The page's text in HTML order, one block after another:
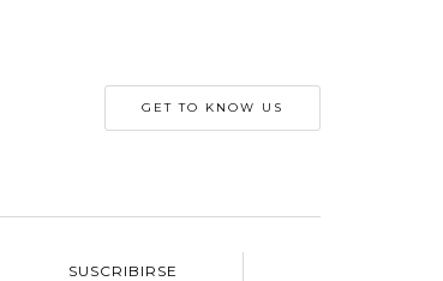
GET TO KNOW US
SUSCRIBIRSE